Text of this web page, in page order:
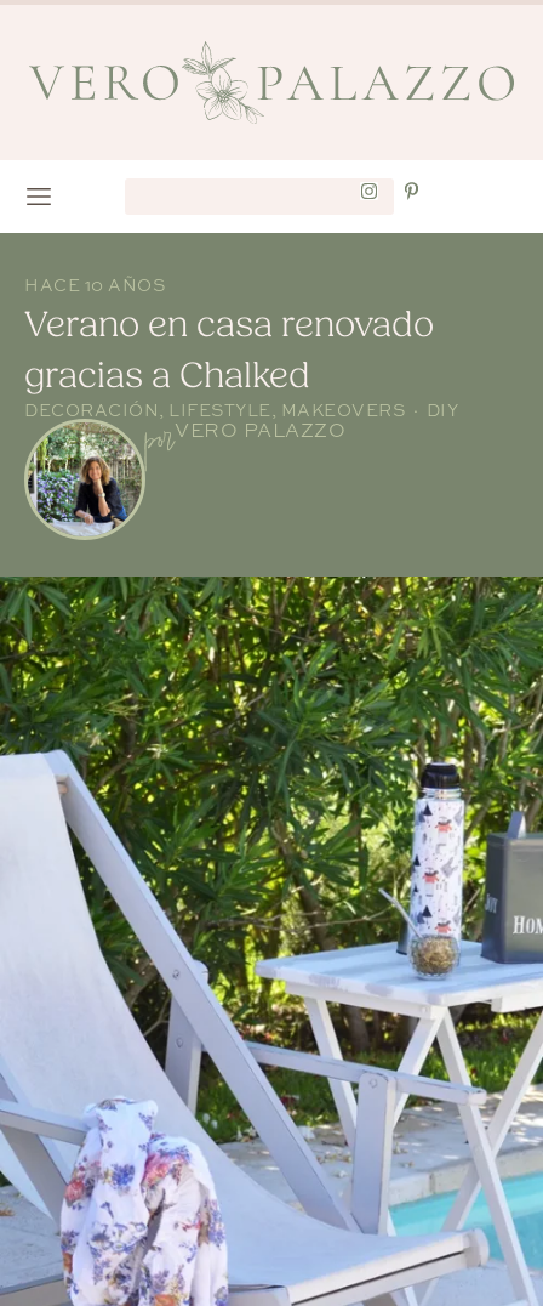
HACE 10 AÑOS
Verano en casa renovado
gracias a Chalked
DECORACIÓN LIFESTYLE MAKEOVERS · DIY
porVERO PALAZZO